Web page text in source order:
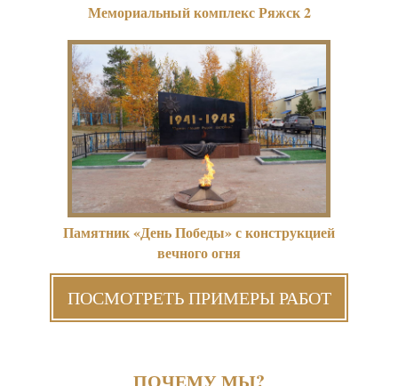
Мемориальный комплекс Ряжск 2
Памятник «День Победы» с конструкцией
вечного огня
ПОСМОТРЕТЬ ПРИМЕРЫ РАБОТ